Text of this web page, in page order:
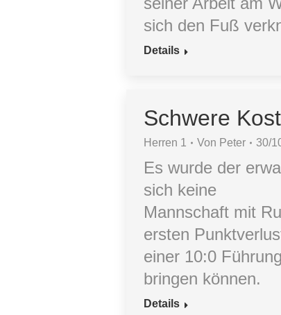
sich den Fuß
Details
Schwere
Herren 1 Von Peter 30/
Es wurde der
sich keine
Mannschaft mit
ersten
einer 10:0
bringen können.
Details